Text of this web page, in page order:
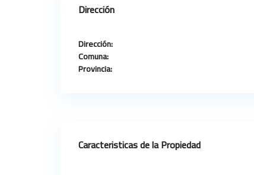
Dirección
Dirección:
Comuna:
Provincia:
Caracteristicas de la Propiedad